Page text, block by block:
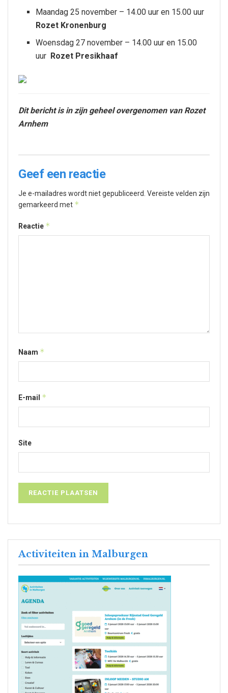
Maandag 25 november – 14.00 uur en 15.00 uur
Rozet Kronenburg
Woensdag 27 november – 14.00 uur en 15.00
uur Rozet Presikhaaf
Dit bericht is in zijn geheel overgenomen van Rozet
Arnhem
Geef een reactie
Je e-mailadres wordt niet gepubliceerd. Vereiste velden zijn
gemarkeerd met *
Reactie *
Naam *
E-mail *
Site
Activiteiten in Malburgen